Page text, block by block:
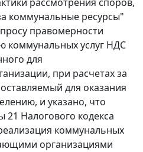
рассмотрения споров,
коммунальные ресурсы"
правомерности
коммунальных услуг НДС
для
при расчетах за
для оказания
и указано, что
21 Налогового кодекса
коммунальных
организациями